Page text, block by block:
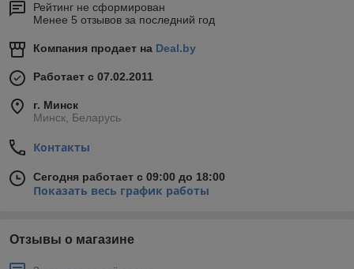
Рейтинг не сформирован
Менее 5 отзывов за последний год
Компания продает на Deal.by
Работает с 07.02.2011
г. Минск
Минск, Беларусь
Контакты
Сегодня работает с 09:00 до 18:00
Показать весь график работы
Отзывы о магазине